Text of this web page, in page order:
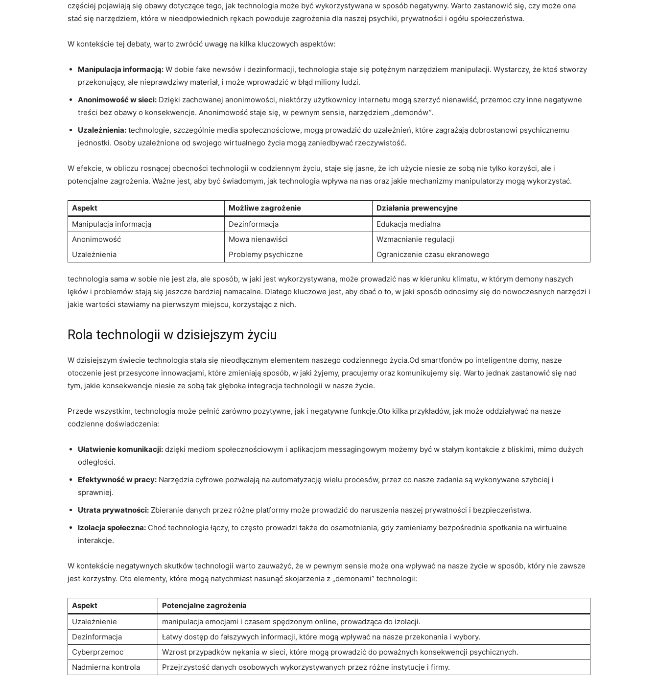
częściej pojawiają się obawy dotyczące tego, jak technologia może być wykorzystywana w sposób negatywny. Warto zastanowić się, czy może ona
stać się narzędziem, które w nieodpowiednich rękach powoduje zagrożenia dla naszej psychiki, prywatności i ogółu społeczeństwa.
W kontekście tej debaty, warto zwrócić uwagę na kilka kluczowych aspektów:
Manipulacja informacją: W dobie fake newsów i dezinformacji, technologia staje się potężnym narzędziem manipulacji. Wystarczy, że ktoś stworzy
przekonujący, ale nieprawdziwy materiał, i może wprowadzić w błąd miliony ludzi.
Anonimowość w sieci: Dzięki zachowanej anonimowości, niektórzy użytkownicy internetu mogą szerzyć nienawiść, przemoc czy inne negatywne
treści bez obawy o konsekwencje. Anonimowość staje się, w pewnym sensie, narzędziem „demonów”.
Uzależnienia: technologie, szczególnie media społecznościowe, mogą prowadzić do uzależnień, które zagrażają dobrostanowi psychicznemu
jednostki. Osoby uzależnione od swojego wirtualnego życia mogą zaniedbywać rzeczywistość.
W efekcie, w obliczu rosnącej obecności technologii w codziennym życiu, staje się jasne, że ich użycie niesie ze sobą nie tylko korzyści, ale i
potencjalne zagrożenia. Ważne jest, aby być świadomym, jak technologia wpływa na nas oraz jakie mechanizmy manipulatorzy mogą wykorzystać.
Aspekt Możliwe zagrożenie
Działania prewencyjne
Manipulacja informacją
Dezinformacja
Edukacja medialna
Anonimowość
Mowa nienawiści
Wzmacnianie regulacji
Uzależnienia
Problemy psychiczne Ograniczenie czasu ekranowego
technologia sama w sobie nie jest zła, ale sposób, w jaki jest wykorzystywana, może prowadzić nas w kierunku klimatu, w którym demony naszych
lęków i problemów stają się jeszcze bardziej namacalne. Dlatego kluczowe jest, aby dbać o to, w jaki sposób odnosimy się do nowoczesnych narzędzi i
jakie wartości stawiamy na pierwszym miejscu, korzystając z nich.
Rola technologii w dzisiejszym życiu
W dzisiejszym świecie technologia stała się nieodłącznym elementem naszego codziennego życia.Od smartfonów po inteligentne domy, nasze
otoczenie jest przesycone innowacjami, które zmieniają sposób, w jaki żyjemy, pracujemy oraz komunikujemy się. Warto jednak zastanowić się nad
tym, jakie konsekwencje niesie ze sobą tak głęboka integracja technologii w nasze życie.
Przede wszystkim, technologia może pełnić zarówno pozytywne, jak i negatywne funkcje.Oto kilka przykładów, jak może oddziaływać na nasze
codzienne doświadczenia:
Ułatwienie komunikacji: dzięki mediom społecznościowym i aplikacjom messagingowym możemy być w stałym kontakcie z bliskimi, mimo dużych
odległości.
Efektywność w pracy: Narzędzia cyfrowe pozwalają na automatyzację wielu procesów, przez co nasze zadania są wykonywane szybciej i
sprawniej.
Utrata prywatności: Zbieranie danych przez różne platformy może prowadzić do naruszenia naszej prywatności i bezpieczeństwa.
Izolacja społeczna: Choć technologia łączy, to często prowadzi także do osamotnienia, gdy zamieniamy bezpośrednie spotkania na wirtualne
interakcje.
W kontekście negatywnych skutków technologii warto zauważyć, że w pewnym sensie może ona wpływać na nasze życie w sposób, który nie zawsze
jest korzystny. Oto elementy, które mogą natychmiast nasunąć skojarzenia z „demonami” technologii:
Aspekt
Potencjalne zagrożenia
Uzależnienie
manipulacja emocjami i czasem spędzonym online, prowadząca do izolacji.
Dezinformacja
Łatwy dostęp do fałszywych informacji, które mogą wpływać na nasze przekonania i wybory.
Cyberprzemoc
Wzrost przypadków nękania w sieci, które mogą prowadzić do poważnych konsekwencji psychicznych.
Nadmierna kontrola
Przejrzystość danych osobowych wykorzystywanych przez różne instytucje i firmy.